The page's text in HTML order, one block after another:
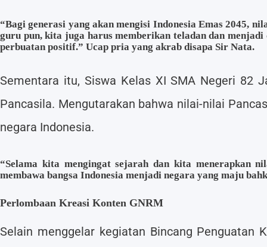
“Bagi generasi yang akan mengisi Indonesia Emas 2045,
guru pun, kita juga harus memberikan teladan dan
perbuatan positif.” Ucap pria yang akrab disapa Sir Nata.
Sementara itu, Siswa Kelas XI SMA Negeri 82
Pancasila. Mengutarakan bahwa nilai-nilai
negara Indonesia.
“Selama kita mengingat sejarah dan kita menerapkan
membawa bangsa Indonesia menjadi negara yang maju
Perlombaan Kreasi Konten GNRM
Selain menggelar kegiatan Bincang Penguatan